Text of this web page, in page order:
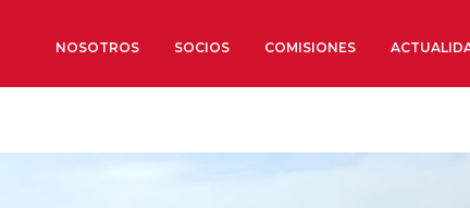
NOSOTROS SOCIOS COMISIONES